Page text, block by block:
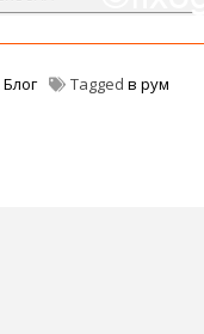
Блог Tagged в рум